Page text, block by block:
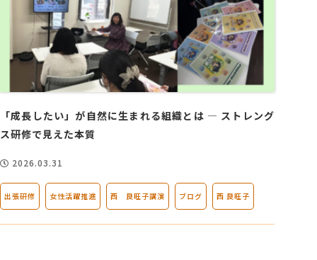
「成長したい」が自然に生まれる組織とは ― ストレング
ス研修で見えた本質
2026.03.31
出張研修 女性活躍推進 西 良旺子講演 ブログ 西 良旺子